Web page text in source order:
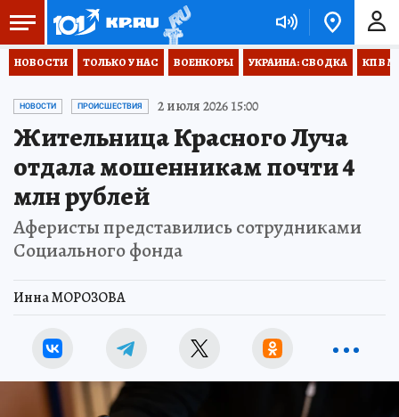
НОВОСТИ ТОЛЬКО У НАС ВОЕНКОРЫ УКРАИНА: СВОДКА КП В
НОВОСТИ ПРОИСШЕСТВИЯ 2 июля 2026 15:00
Жительница Красного Луча
отдала мошенникам почти 4
млн рублей
Аферисты представились сотрудниками
Социального фонда
Инна МОРОЗОВА